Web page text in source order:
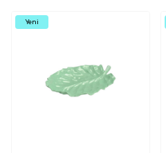
Yeni